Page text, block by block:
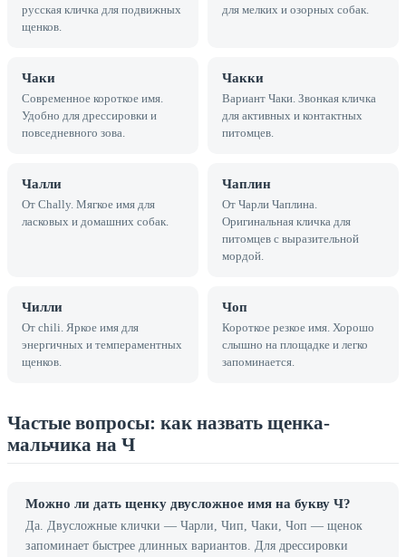
русская кличка для подвижных
щенков.
для мелких и озорных собак.
Чаки
Современное короткое имя.
Удобно для дрессировки и
повседневного зова.
Чакки
Вариант Чаки. Звонкая кличка
для активных и контактных
питомцев.
Чалли
От Chally. Мягкое имя для
ласковых и домашних собак.
Чаплин
От Чарли Чаплина.
Оригинальная кличка для
питомцев с выразительной
мордой.
Чилли
От chili. Яркое имя для
энергичных и темпераментных
щенков.
Чоп
Короткое резкое имя. Хорошо
слышно на площадке и легко
запоминается.
Частые вопросы: как назвать щенка-
мальчика на Ч
Можно ли дать щенку двусложное имя на букву Ч?
Да. Двусложные клички — Чарли, Чип, Чаки, Чоп — щенок
запоминает быстрее длинных вариантов. Для дрессировки